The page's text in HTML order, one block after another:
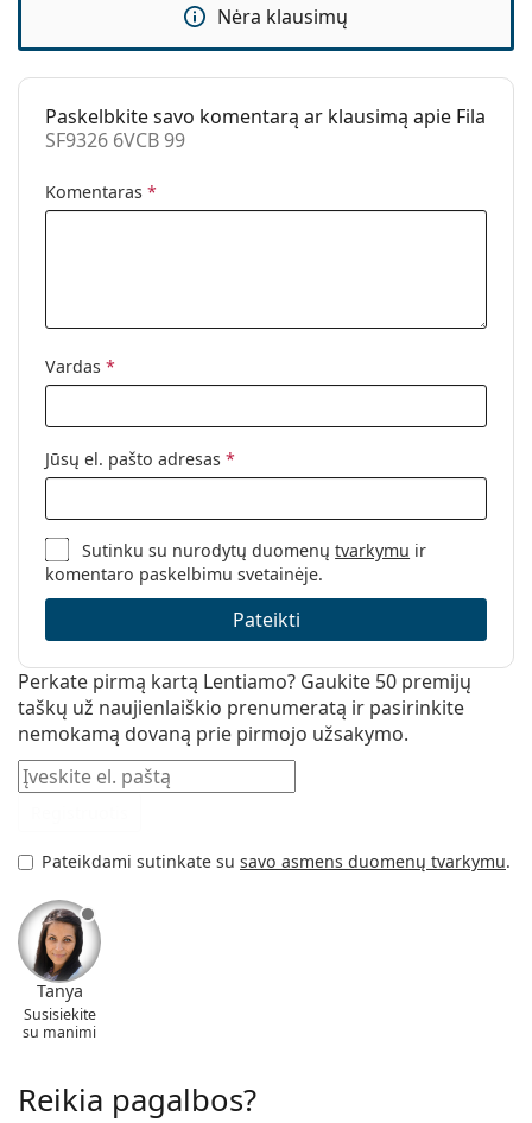
Priedai
Valymo šluostė:
Ne
Lytis:
Unisex
Naudojimas:
Sportui
Sportas:
Žygiai, Kalnų dviračių sportas
Kodas:
SF9326 6VCB 99
Nėra klausimų
Paskelbkite savo komentarą ar klausimą apie Fila
SF9326 6VCB 99
Komentaras *
Vardas *
Jūsų el. pašto adresas *
Sutinku su nurodytų duomenųtvarkymu ir
komentaro paskelbimu svetainėje.
Pateikti
Perkate pirmą kartą Lentiamo? Gaukite 50 premijų
taškų už naujienlaiškio prenumeratą ir pasirinkite
nemokamą dovaną prie pirmojo užsakymo.
El. pašto adresas
Pateikdami sutinkate su savo asmens duomenų tvarkymu.
Tanya
Susisiekite
su manimi
Reikia pagalbos?